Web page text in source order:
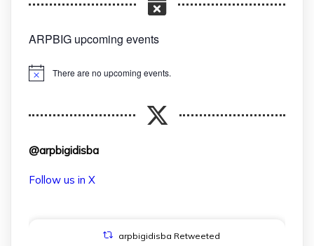
ARPBIG upcoming events
Notice There are no upcoming events.
@arpbigidisba
Follow us in X
arpbigidisba Retweeted